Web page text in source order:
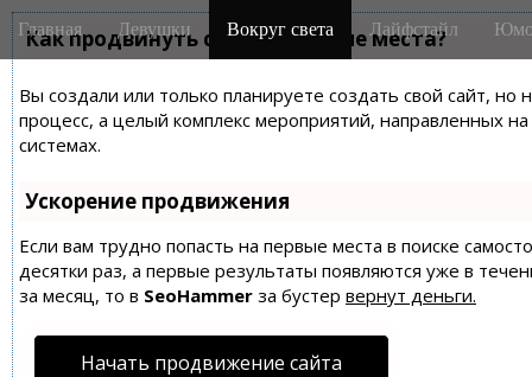
Как продвинуть сайт на первые места?
Вы создали или только планируете создать свой сайт,
процесс, а целый комплекс мероприятий, направленных
системах.
Ускорение продвижения
Если вам трудно попасть на первые места в поиске
десятки раз, а первые результаты появляются уже в
за месяц, то в SeoHammer за бустер вернут деньги.
Начать продвижение сайта
M
a
n
m
e
n
u
i
Главная Девушки Вокруг света Лайфстайл